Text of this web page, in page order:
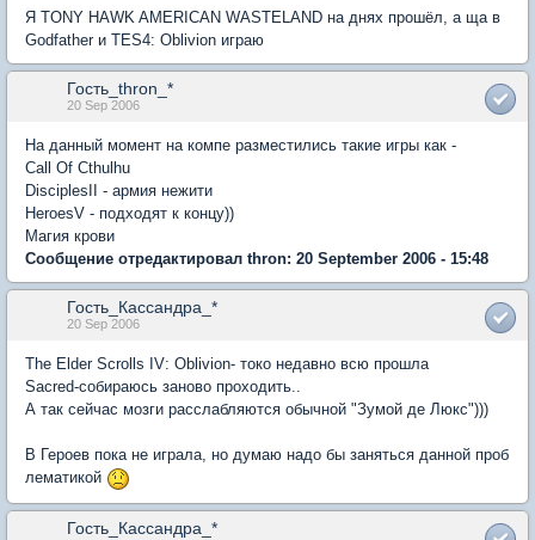
Я TONY HAWK AMERICAN WASTELAND на днях прошёл, а ща в
Godfather и TES4: Oblivion играю
Гость_thron_*
20 Sep 2006
На данный момент на компе разместились такие игры как -
Call Of Cthulhu
DisciplesII - армия нежити
HeroesV - подходят к концу))
Магия крови
Сообщение отредактировал thron: 20 September 2006 - 15:48
Гость_Кассандра_*
20 Sep 2006
The Elder Scrolls IV: Oblivion- токо недавно всю прошла
Sacred-собираюсь заново проходить..
А так сейчас мозги расслабляются обычной "Зумой де Люкс")))
В Героев пока не играла, но думаю надо бы заняться данной проб
лематикой
Гость_Кассандра_*